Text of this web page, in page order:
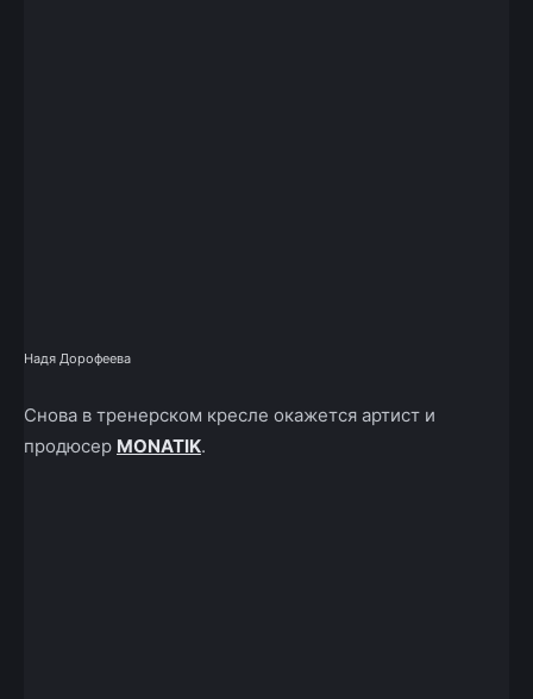
Надя Дорофеева
Снова в тренерском кресле окажется артист и
продюсер MONATIK.